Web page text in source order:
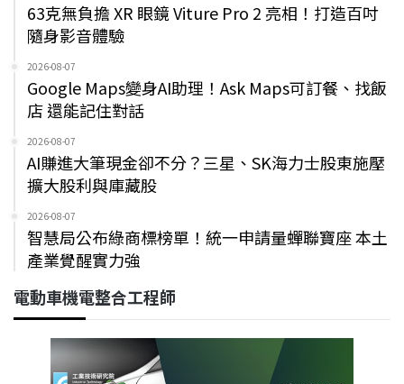
63克無負擔 XR 眼鏡 Viture Pro 2 亮相！打造百吋
隨身影音體驗
2026-08-07
Google Maps變身AI助理！Ask Maps可訂餐、找飯
店 還能記住對話
2026-08-07
AI賺進大筆現金卻不分？三星、SK海力士股東施壓
擴大股利與庫藏股
2026-08-07
智慧局公布綠商標榜單！統一申請量蟬聯寶座 本土
產業覺醒實力強
電動車機電整合工程師